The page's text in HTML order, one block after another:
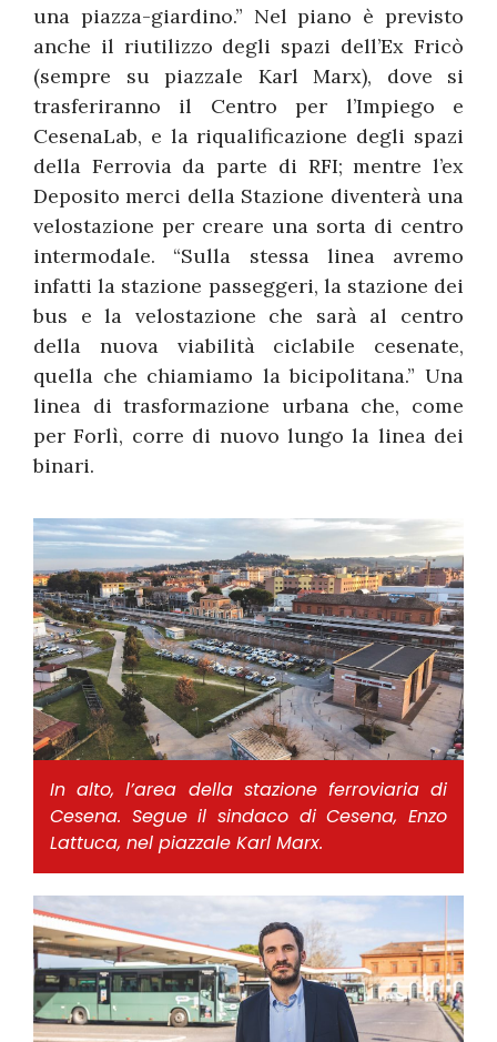
una piazza-giardino.” Nel piano è previsto
anche il riutilizzo degli spazi dell’Ex Fricò
(sempre su piazzale Karl Marx), dove si
trasferiranno il Centro per l’Impiego e
CesenaLab, e la riqualificazione degli spazi
della Ferrovia da parte di RFI; mentre l’ex
Deposito merci della Stazione diventerà una
velostazione per creare una sorta di centro
intermodale. “Sulla stessa linea avremo
infatti la stazione passeggeri, la stazione dei
bus e la velostazione che sarà al centro
della nuova viabilità ciclabile cesenate,
quella che chiamiamo la bicipolitana.” Una
linea di trasformazione urbana che, come
per Forlì, corre di nuovo lungo la linea dei
binari.
In alto, l’area della stazione ferroviaria di
Cesena. Segue il sindaco di Cesena, Enzo
Lattuca, nel piazzale Karl Marx.